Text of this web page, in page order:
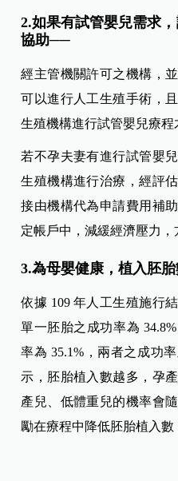
2.如果有試管嬰兒需求
協助──
經主管機關許可之機構，
可以進行人工生殖手術，
生殖機構進行試管嬰兒療程
若不孕夫妻有進行試管嬰
生殖機構進行治療，經評
接由機構代為申請費用補
定帳戶中，減緩經濟壓力，
3.為母嬰健康，植入胚
依據 109 年人工生殖施行
單一胚胎之成功率為
率為 35.1%，兩者之成功
示，胚胎植入數越多，孕
產兒、低體重兒的機率會
勵在療程中降低胚胎植入數